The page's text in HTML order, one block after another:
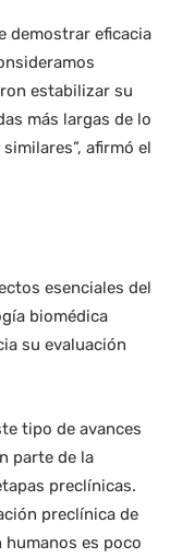
demostrar eficacia
estabilizar su
más largas de lo
afirmó el
esenciales del
biomédica
su evaluación
tipo de avances
parte de la
preclínicas.
preclínica de
es poco